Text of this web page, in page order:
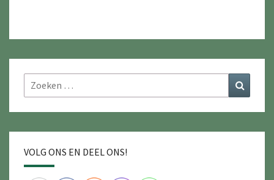
Zoeken
naar:
VOLG ONS EN DEEL ONS!